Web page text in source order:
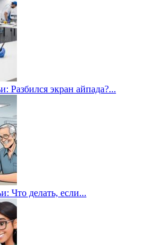
Разбился экран айпада?...
Что делать, если...